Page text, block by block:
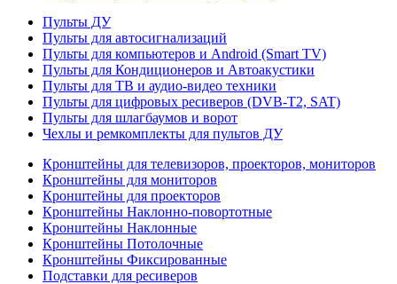
Пульты ДУ
Пульты для автосигнализаций
Пульты для компьютеров и Android (Smart TV)
Пульты для Кондиционеров и Автоакустики
Пульты для ТВ и аудио-видео техники
Пульты для цифровых ресиверов (DVB-T2, SAT)
Пульты для шлагбаумов и ворот
Чехлы и ремкомплекты для пультов ДУ
Кронштейны для телевизоров, проекторов, мониторов
Кронштейны для мониторов
Кронштейны для проекторов
Кронштейны Наклонно-повортотные
Кронштейны Наклонные
Кронштейны Потолочные
Кронштейны Фиксированные
Подставки для ресиверов